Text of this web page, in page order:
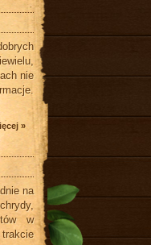
nie
»
na
w